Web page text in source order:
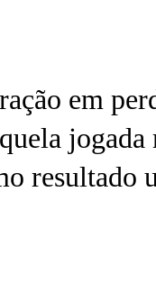
em
jogada
resultado